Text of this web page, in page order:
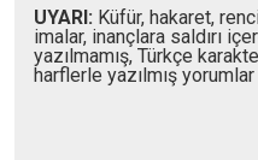
UYARI: Küfür, hakaret,
imalar, inançlara saldırı
yazılmamış, Türkçe
harflerle yazılmış